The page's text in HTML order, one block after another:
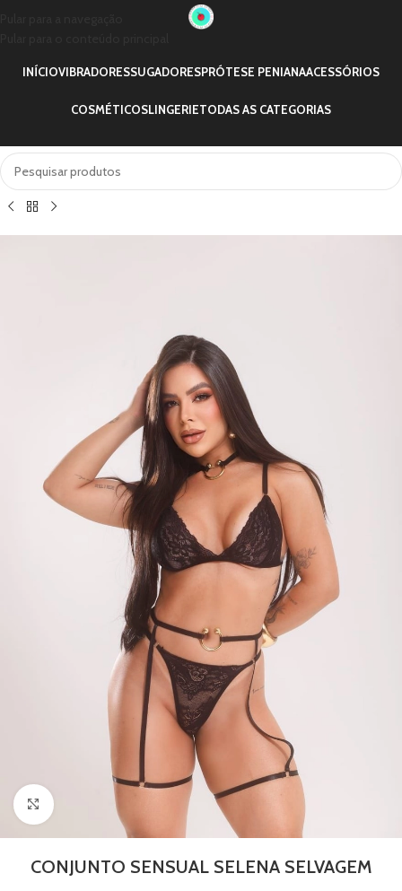
INÍCIOVIBRADORESSUGADORESPRÓTESE PENIANAACESSÓRIOS
COSMÉTICOSLINGERIETODAS AS CATEGORIAS
Clique para ampliar
CONJUNTO SENSUAL SELENA SELVAGEM